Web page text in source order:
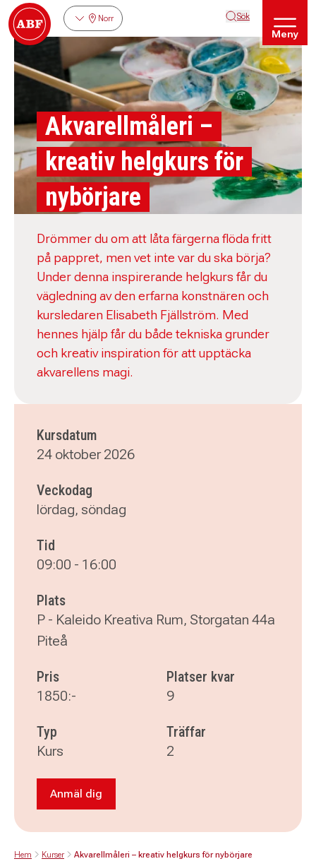
Norr Sök
Meny
Akvarellmåleri –
kreativ helgkurs för
nybörjare
Drömmer du om att låta färgerna flöda fritt
på pappret, men vet inte var du ska börja?
Under denna inspirerande helgkurs får du
vägledning av den erfarna konstnären och
kursledaren Elisabeth Fjällström. Med
hennes hjälp får du både tekniska grunder
och kreativ inspiration för att upptäcka
akvarellens magi.
Kursdatum
24 oktober 2026
Veckodag
lördag, söndag
Tid
09:00 - 16:00
Plats
P - Kaleido Kreativa Rum, Storgatan 44a
Piteå
Pris
1850:-
Platser kvar
9
Typ
Kurs
Träffar
2
Anmäl dig till Akvarellmåleri – kreativ
Anmäl dig
Hem Kurser Akvarellmåleri – kreativ helgkurs för nybörjare